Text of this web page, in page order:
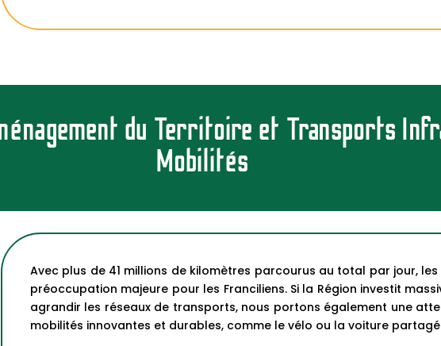
du Territoire et Transports
Mobilités
Avec plus de 41 millions de kilomètres parcourus au total par jour,
préoccupation majeure pour les Franciliens. Si la Région investit
agrandir les réseaux de transports, nous portons également une
mobilités innovantes et durables, comme le vélo ou la voiture